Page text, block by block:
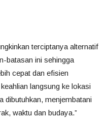
terciptanya alternatif
batasan ini sehingga
cepat dan efisien
langsung ke lokasi
dibutuhkan, menjembatani
waktu dan budaya.”